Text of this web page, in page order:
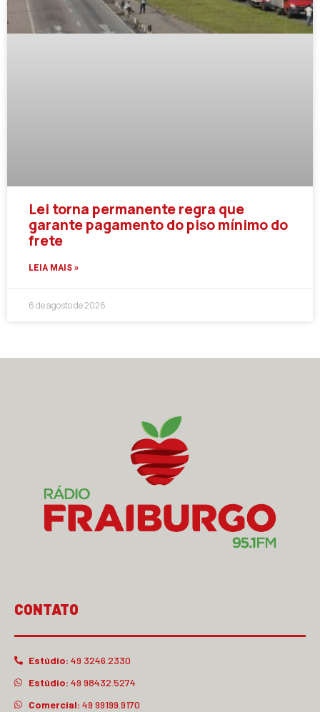
Lei torna permanente regra que
garante pagamento do piso mínimo do
frete
LEIA MAIS »
6 de agosto de 2026
CONTATO
Estúdio: 49 3246.2330
Estúdio: 49 98432.5274
Comercial: 49 99199.9170